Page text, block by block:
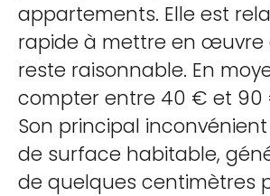
appartements. Elle est
rapide à mettre en œuvre
reste raisonnable. En
compter entre 40 € et 90
Son principal
de surface habitable,
de quelques centimètres